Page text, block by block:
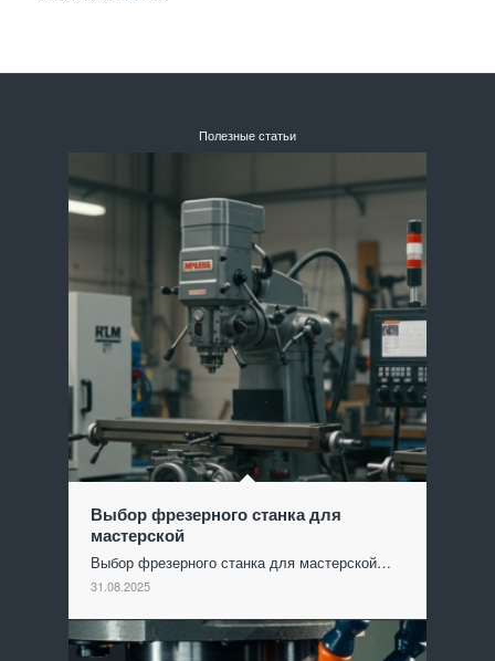
Полезные статьи
Выбор фрезерного станка для
мастерской
Выбор фрезерного станка для мастерской…
31.08.2025